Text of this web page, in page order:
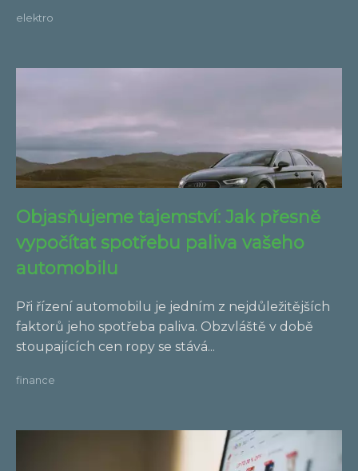
elektro
Objasňujeme tajemství: Jak přesně
vypočítat spotřebu paliva vašeho
automobilu
Při řízení automobilu je jedním z nejdůležitějších
faktorů jeho spotřeba paliva. Obzvláště v době
stoupajících cen ropy se stává...
finance